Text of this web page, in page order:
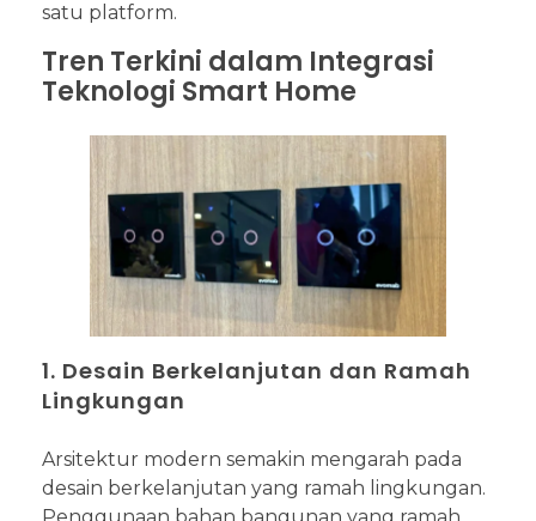
satu platform.
Tren Terkini dalam Integrasi
Teknologi Smart Home
1. Desain Berkelanjutan dan Ramah
Lingkungan
Arsitektur modern semakin mengarah pada
desain berkelanjutan yang ramah lingkungan.